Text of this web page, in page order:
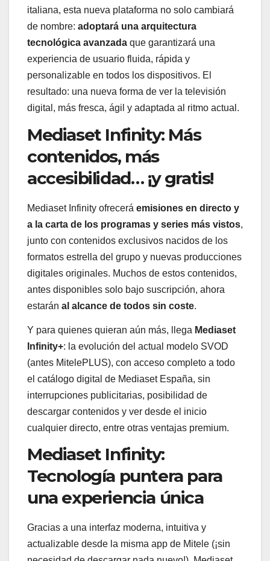
italiana, esta nueva plataforma no solo cambiará
de nombre: adoptará una arquitectura
tecnológica avanzada que garantizará una
experiencia de usuario fluida, rápida y
personalizable en todos los dispositivos. El
resultado: una nueva forma de ver la televisión
digital, más fresca, ágil y adaptada al ritmo actual.
Mediaset Infinity: Más
contenidos, más
accesibilidad… ¡y gratis!
Mediaset Infinity ofrecerá emisiones en directo y
a la carta de los programas y series más vistos,
junto con contenidos exclusivos nacidos de los
formatos estrella del grupo y nuevas producciones
digitales originales. Muchos de estos contenidos,
antes disponibles solo bajo suscripción, ahora
estarán al alcance de todos sin coste.
Y para quienes quieran aún más, llega Mediaset
Infinity+: la evolución del actual modelo SVOD
(antes MitelePLUS), con acceso completo a todo
el catálogo digital de Mediaset España, sin
interrupciones publicitarias, posibilidad de
descargar contenidos y ver desde el inicio
cualquier directo, entre otras ventajas premium.
Mediaset Infinity:
Tecnología puntera para
una experiencia única
Gracias a una interfaz moderna, intuitiva y
actualizable desde la misma app de Mitele (¡sin